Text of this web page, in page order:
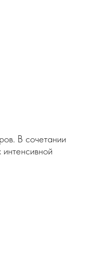
В сочетании